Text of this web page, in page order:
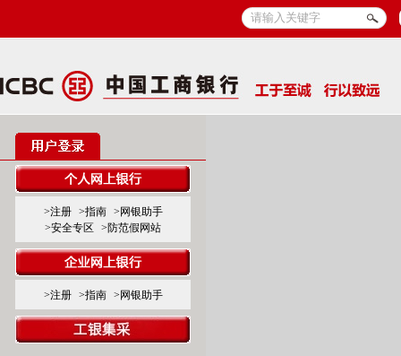
>注册 >指南
>网银助手
>安全专区
>防范假网站
>注册 >指南 >网银助手